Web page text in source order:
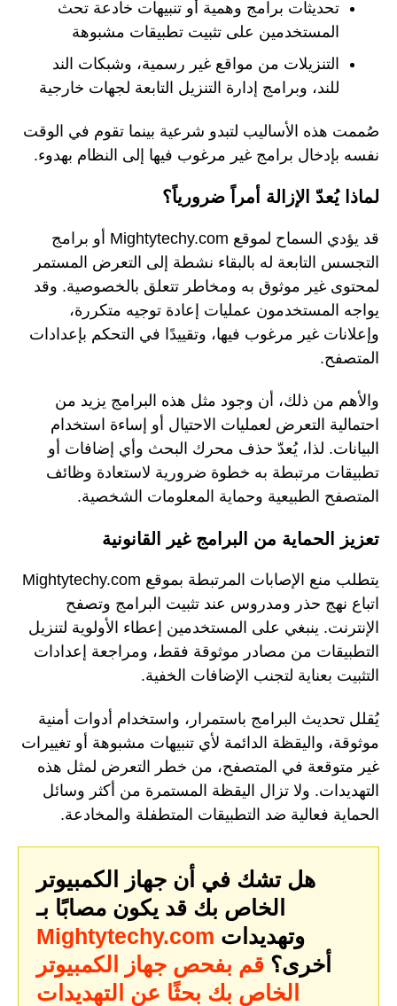
تحديثات برامج وهمية أو تنبيهات خادعة تحث
المستخدمين على تثبيت تطبيقات مشبوهة
التنزيلات من مواقع غير رسمية، وشبكات الند
للند، وبرامج إدارة التنزيل التابعة لجهات خارجية
صُممت هذه الأساليب لتبدو شرعية بينما تقوم في الوقت
نفسه بإدخال برامج غير مرغوب فيها إلى النظام بهدوء.
لماذا يُعدّ الإزالة أمراً ضرورياً؟
قد يؤدي السماح لموقع Mightytechy.com أو برامج
التجسس التابعة له بالبقاء نشطة إلى التعرض المستمر
لمحتوى غير موثوق به ومخاطر تتعلق بالخصوصية. وقد
يواجه المستخدمون عمليات إعادة توجيه متكررة،
وإعلانات غير مرغوب فيها، وتقييدًا في التحكم بإعدادات
المتصفح.
والأهم من ذلك، أن وجود مثل هذه البرامج يزيد من
احتمالية التعرض لعمليات الاحتيال أو إساءة استخدام
البيانات. لذا، يُعدّ حذف محرك البحث وأي إضافات أو
تطبيقات مرتبطة به خطوة ضرورية لاستعادة وظائف
المتصفح الطبيعية وحماية المعلومات الشخصية.
تعزيز الحماية من البرامج غير القانونية
يتطلب منع الإصابات المرتبطة بموقع Mightytechy.com
اتباع نهج حذر ومدروس عند تثبيت البرامج وتصفح
الإنترنت. ينبغي على المستخدمين إعطاء الأولوية لتنزيل
التطبيقات من مصادر موثوقة فقط، ومراجعة إعدادات
التثبيت بعناية لتجنب الإضافات الخفية.
يُقلل تحديث البرامج باستمرار، واستخدام أدوات أمنية
موثوقة، واليقظة الدائمة لأي تنبيهات مشبوهة أو تغييرات
غير متوقعة في المتصفح، من خطر التعرض لمثل هذه
التهديدات. ولا تزال اليقظة المستمرة من أكثر وسائل
الحماية فعالية ضد التطبيقات المتطفلة والمخادعة.
هل تشك في أن جهاز الكمبيوتر
الخاص بك قد يكون مصابًا بـ
Mightytechy.com
أخرى؟ قم بفحص جهاز الكمبيوتر
الخاص بك بحثًا عن التهديدات